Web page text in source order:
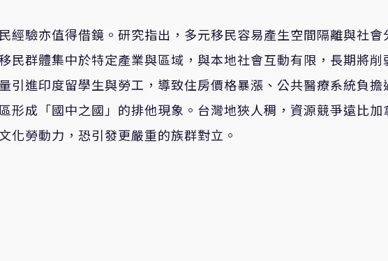
經驗亦值得借鏡。研究指出，多元移民容易產生空間隔離與社會
民群體集中於特定產業與區域，與本地社會互動有限，長期將削
引進印度留學生與勞工，導致住房價格暴漲、公共醫療系統負擔
形成「國中之國」的排他現象。台灣地狹人稠，資源競爭遠比加
化勞動力，恐引發更嚴重的族群對立。